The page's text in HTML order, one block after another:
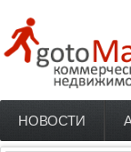
Главное меню
НОВОСТИ